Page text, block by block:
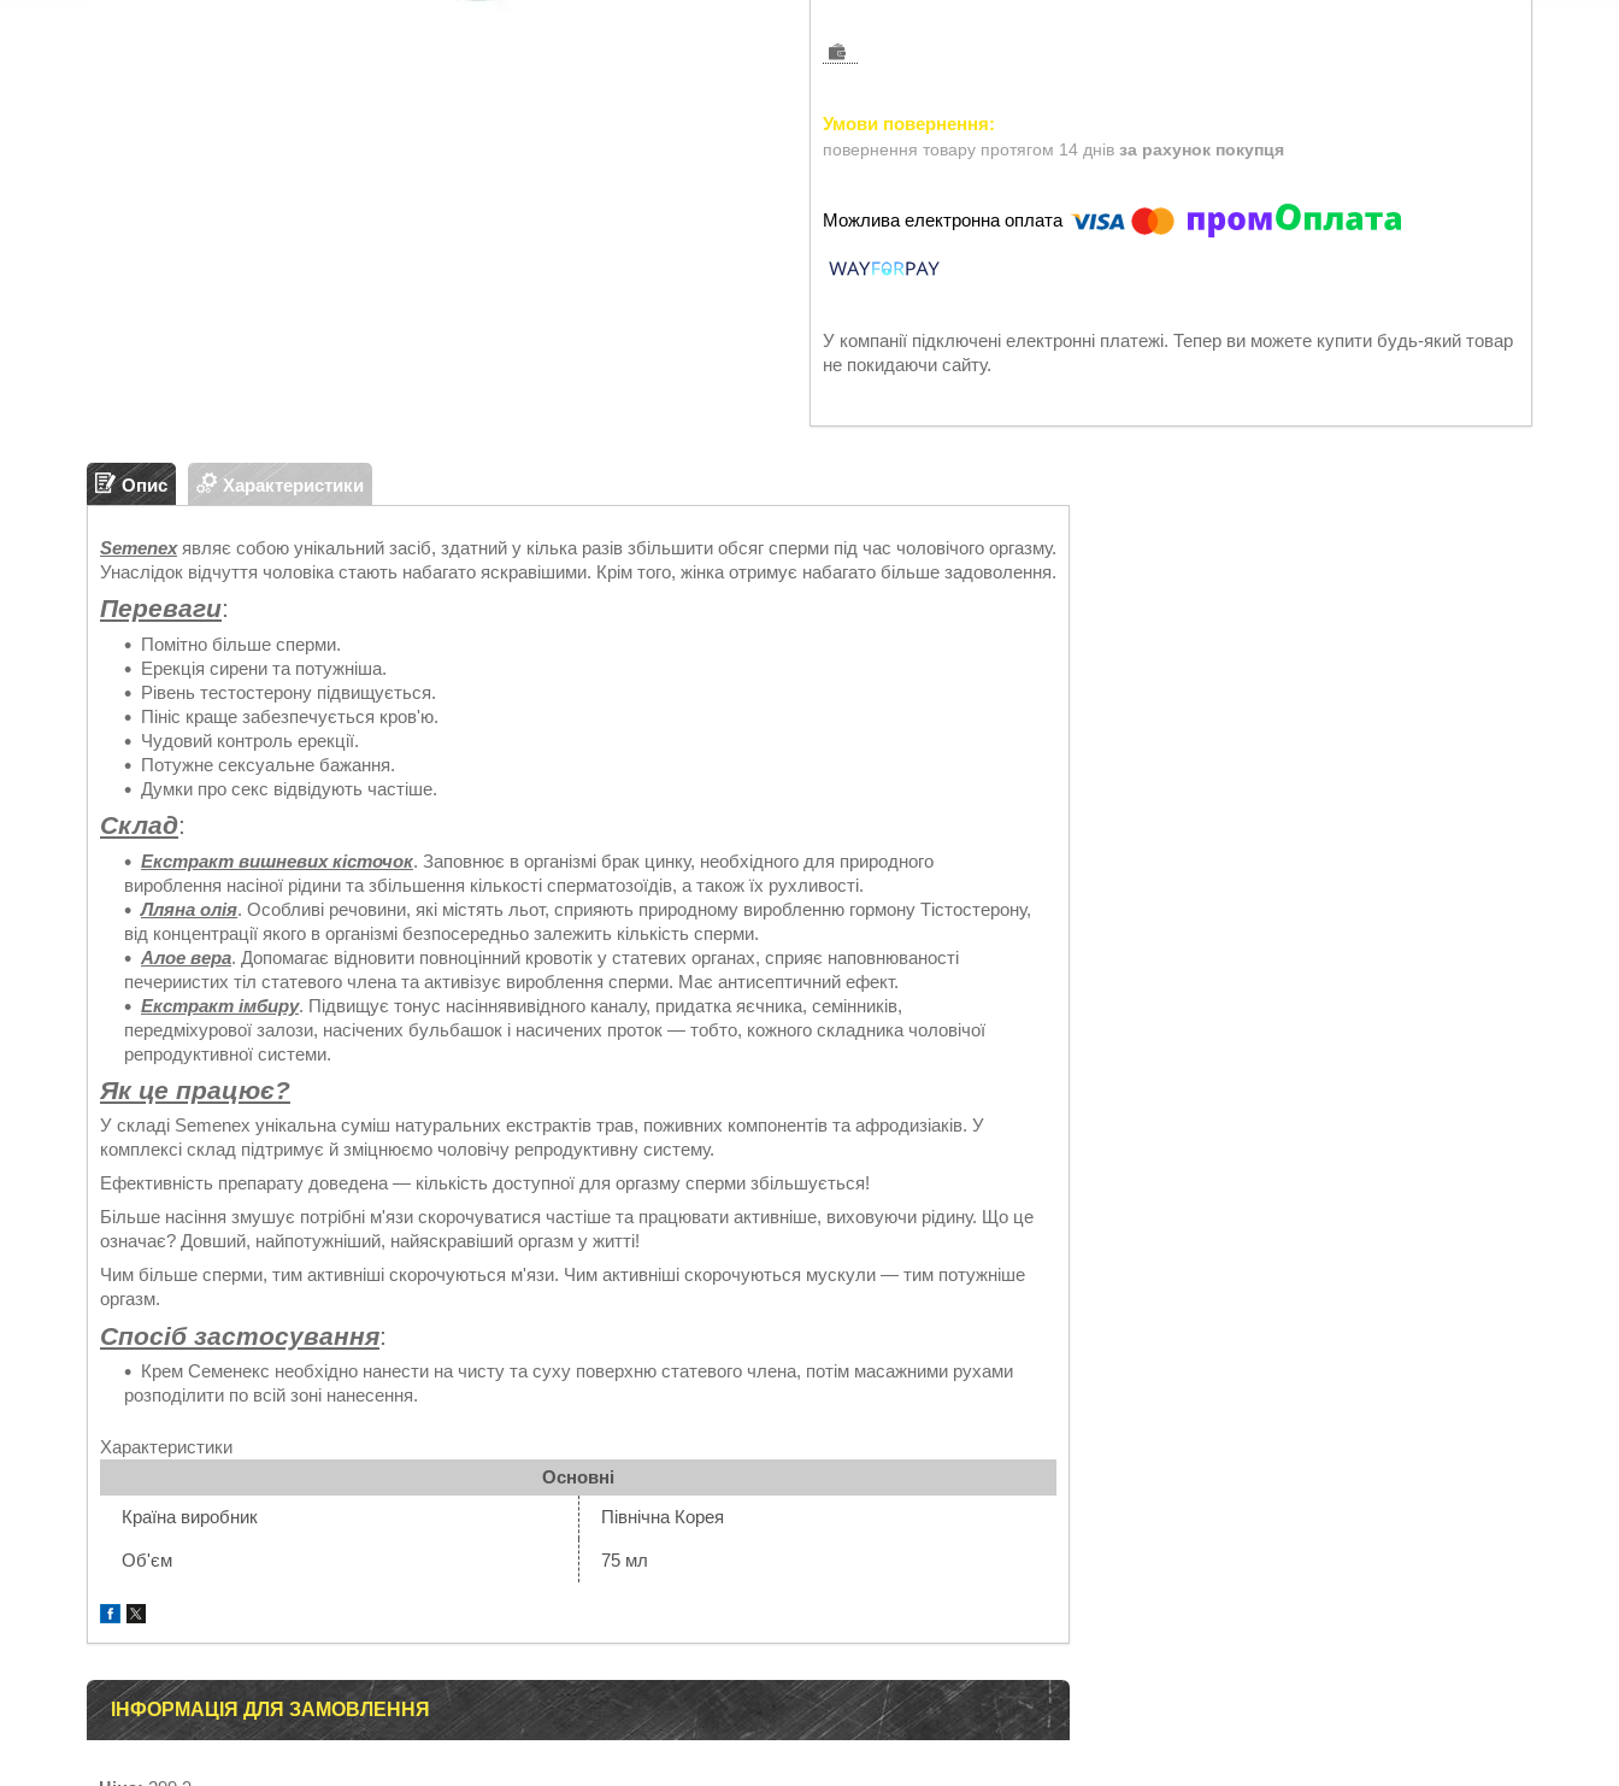
повернення товару протягом 14 днів за рахунок покупця
У компанії підключені електронні платежі. Тепер ви можете купити будь-який товар
не покидаючи сайту.
Опис Характеристики
Semenexявляє собою унікальний засіб, здатний у кілька разів збільшити обсяг сперми під час чоловічого оргазму.
Унаслідок відчуття чоловіка стають набагато яскравішими. Крім того, жінка отримує набагато більше задоволення.
Переваги:
Помітно більше сперми.
Ерекція сирени та потужніша.
Рівень тестостерону підвищується.
Пініс краще забезпечується кров'ю.
Чудовий контроль ерекції.
Потужне сексуальне бажання.
Думки про секс відвідують частіше.
Склад:
Екстракт вишневих кісточок. Заповнює в організмі брак цинку, необхідного для природного
вироблення насіної рідини та збільшення кількості сперматозоїдів, а також їх рухливості.
Лляна олія. Особливі речовини, які містять льот, сприяють природному виробленню гормону Тістостерону,
від концентрації якого в організмі безпосередньо залежить кількість сперми.
Алое вера. Допомагає відновити повноцінний кровотік у статевих органах, сприяє наповнюваності
печериистих тіл статевого члена та активізує вироблення сперми. Має антисептичний ефект.
Екстракт імбиру. Підвищує тонус насіннявивідного каналу, придатка яєчника, семінників,
передміхурової залози, насічених бульбашок і насичених проток — тобто, кожного складника чоловічої
репродуктивної системи.
Як це працює?
У складі Semenex унікальна суміш натуральних екстрактів трав, поживних компонентів та афродизіаків. У
комплексі склад підтримує й зміцнюємо чоловічу репродуктивну систему.
Ефективність препарату доведена — кількість доступної для оргазму сперми збільшується!
Більше насіння змушує потрібні м'язи скорочуватися частіше та працювати активніше, виховуючи рідину. Що це
означає? Довший, найпотужніший, найяскравіший оргазм у житті!
Чим більше сперми, тим активніші скорочуються м'язи. Чим активніші скорочуються мускули — тим потужніше
оргазм.
Спосіб застосування:
Крем Семенекс необхідно нанести на чисту та суху поверхню статевого члена, потім масажними рухами
розподілити по всій зоні нанесення.
Характеристики
Основні
Країна виробник
Північна Корея
Об'єм 75 мл
ІНФОРМАЦІЯ ДЛЯ ЗАМОВЛЕННЯ